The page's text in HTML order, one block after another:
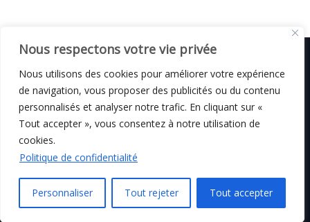
Nous respectons votre vie privée
Nous utilisons des cookies pour améliorer votre expérience
de navigation, vous proposer des publicités ou du contenu
personnalisés et analyser notre trafic. En cliquant sur «
Tout accepter », vous consentez à notre utilisation de
cookies.
Politique de confidentialité
Personnaliser Tout rejeter Tout accepter
© C i E M2026
Mentions légales